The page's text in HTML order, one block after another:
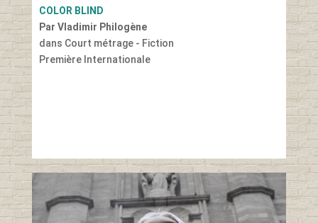
COLOR BLIND
Par Vladimir Philogène
dans Court métrage - Fiction
Première Internationale